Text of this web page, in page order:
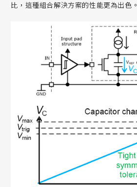
比，這種組合解決方案的性能更為出色。